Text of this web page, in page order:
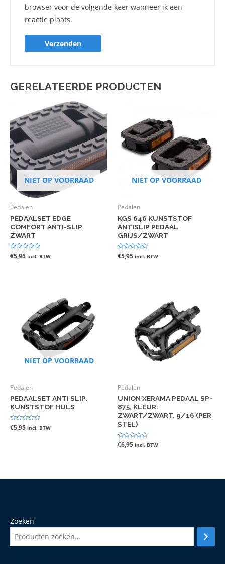
browser voor de volgende keer wanneer ik een
reactie plaats.
GERELATEERDE PRODUCTEN
NIET OP VOORRAAD
Pedalen
PEDAALSET EDGE
COMFORT ANTI-SLIP
ZWART
Gewaardeerd
0
€5,95 incl. BTW
NIET OP VOORRAAD
Pedalen
KGS 646 KUNSTSTOF
ANTISLIP PEDAAL
GRIJS/ZWART
Gewaardeerd
0
€5,95 incl. BTW
NIET OP VOORRAAD
Pedalen
PEDAALSET ANTI SLIP.
KUNSTSTOF HULS
Gewaardeerd
0
€5,95 incl. BTW
Pedalen
UNION XERAMA PEDAAL SP-
875, KLEUR:
ZWART/ZWART, 9/16 (PER
STEL)
Gewaardeerd
0
€6,95 incl. BTW
Zoeken